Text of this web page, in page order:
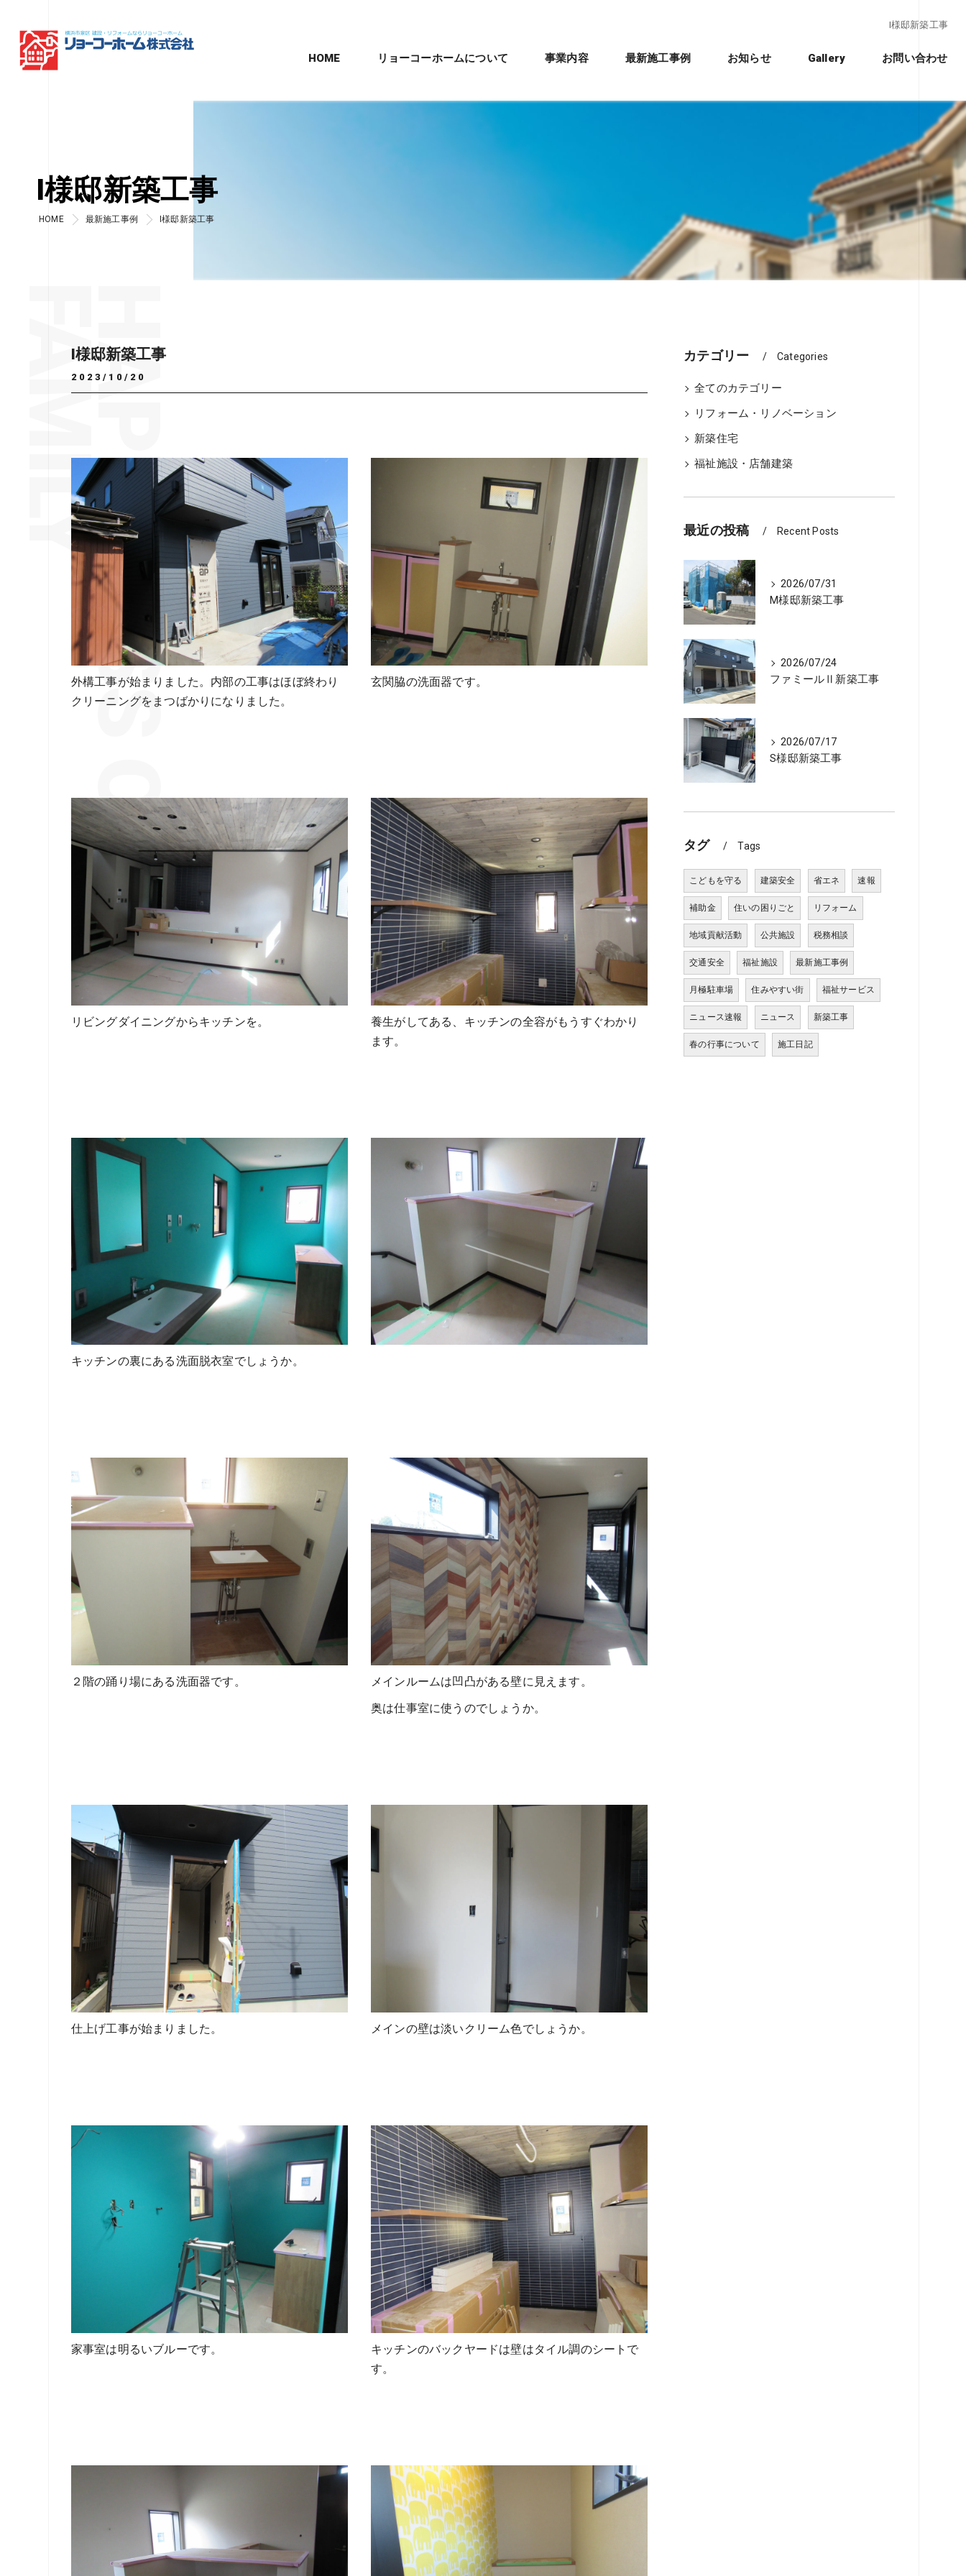
I様邸新築工事
HOME リョーコーホームについて
会社概要
事業内容
新築住宅施工
リフォームとリノベーションの違い
福祉施設・公共施設
住まいを買う契約の流れ
住まいを売る契約の流れ
福祉サービス
最新施工事例 お知らせ Gallery お問い合わせ
I様邸新築工事
HOME 最新施工事例 I様邸新築工事
I様邸新築工事
2023/10/20
外構工事が始まりました。内部の工事はほぼ終わり
クリーニングをまつばかりになりました。
玄関脇の洗面器です。
リビングダイニングからキッチンを。
養生がしてある、キッチンの全容がもうすぐわかり
ます。
キッチンの裏にある洗面脱衣室でしょうか。
２階の踊り場にある洗面器です。 メインルームは凹凸がある壁に見えます。
奥は仕事室に使うのでしょうか。
仕上げ工事が始まりました。 メインの壁は淡いクリーム色でしょうか。
家事室は明るいブルーです。
キッチンのバックヤードは壁はタイル調のシートで
す。
カテゴリー Categories
全てのカテゴリー
リフォーム・リノベーション
新築住宅
福祉施設・店舗建築
最近の投稿 Recent Posts
2026/07/31
M様邸新築工事
2026/07/24
ファミールⅡ新築工事
2026/07/17
S様邸新築工事
タグ Tags
こどもを守る 建築安全 省エネ 速報
補助金 住いの困りごと リフォーム
地域貢献活動 公共施設 税務相談
交通安全 福祉施設 最新施工事例
月極駐車場 住みやすい街 福祉サービス
ニュース速報 ニュース 新築工事
春の行事について 施工日記